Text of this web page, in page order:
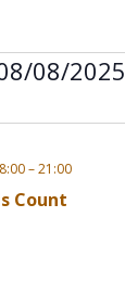
08/2025
Count
–21:00